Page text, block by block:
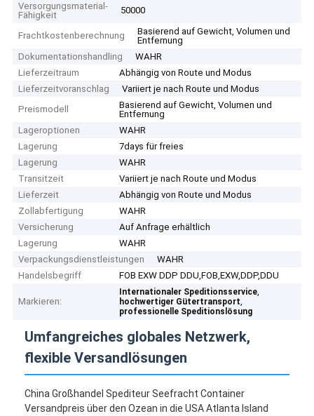
Versorgungsmaterial-
Fähigkeit
50000
Frachtkostenberechnung
Basierend auf Gewicht, Volumen und
Entfernung
Dokumentationshandling
WAHR
Lieferzeitraum
Abhängig von Route und Modus
Lieferzeitvoranschlag
Variiert je nach Route und Modus
Preismodell
Basierend auf Gewicht, Volumen und
Entfernung
Lageroptionen
WAHR
Lagerung
7days für freies
Lagerung
WAHR
Transitzeit
Variiert je nach Route und Modus
Lieferzeit
Abhängig von Route und Modus
Zollabfertigung
WAHR
Versicherung
Auf Anfrage erhältlich
Lagerung
WAHR
Verpackungsdienstleistungen
WAHR
Handelsbegriff
FOB EXW DDP DDU,FOB,EXW,DDP,DDU
Markieren:
Internationaler Speditionsservice,
hochwertiger Gütertransport,
professionelle Speditionslösung
Umfangreiches globales Netzwerk,
flexible Versandlösungen
China Großhandel Spediteur Seefracht Container
Versandpreis über den Ozean in die USA Atlanta Island